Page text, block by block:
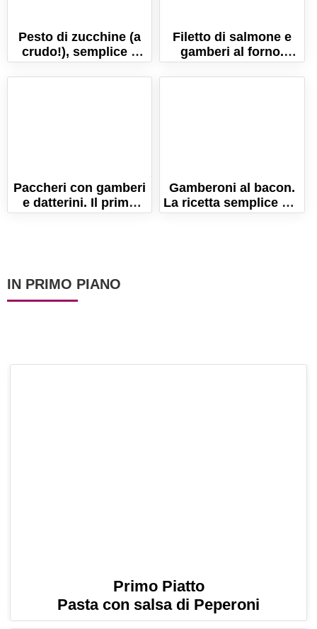
Pesto di zucchine (a
crudo!), semplice e
veloce!
Filetto di salmone e
gamberi al forno.
Ricetta pronta in 10
minuti!
Paccheri con gamberi
e datterini. Il primo
piatto cremoso anche
Gamberoni al bacon.
La ricetta semplice per
un finger food veloce!
IN PRIMO PIANO
Primo Piatto
Pasta con salsa di Peperoni